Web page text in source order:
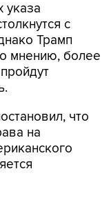
указа
с
Трамп
мнению, более
что
на